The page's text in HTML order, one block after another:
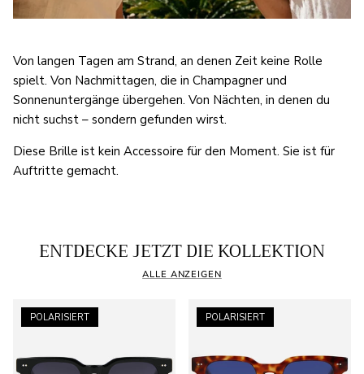
Von langen Tagen am Strand, an denen Zeit keine Rolle
spielt. Von Nachmittagen, die in Champagner und
Sonnenuntergänge übergehen. Von Nächten, in denen du
nicht suchst – sondern gefunden wirst.
Diese Brille ist kein Accessoire für den Moment. Sie ist für
Auftritte gemacht.
ENTDECKE JETZT DIE KOLLEKTION
ALLE ANZEIGEN
POLARISIERT POLARISIERT